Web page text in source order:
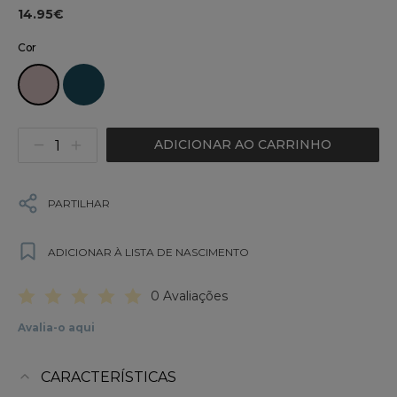
14.95€
Cor
ADICIONAR AO CARRINHO
PARTILHAR
ADICIONAR À LISTA DE NASCIMENTO
0 Avaliações
Avalia-o aqui
CARACTERÍSTICAS